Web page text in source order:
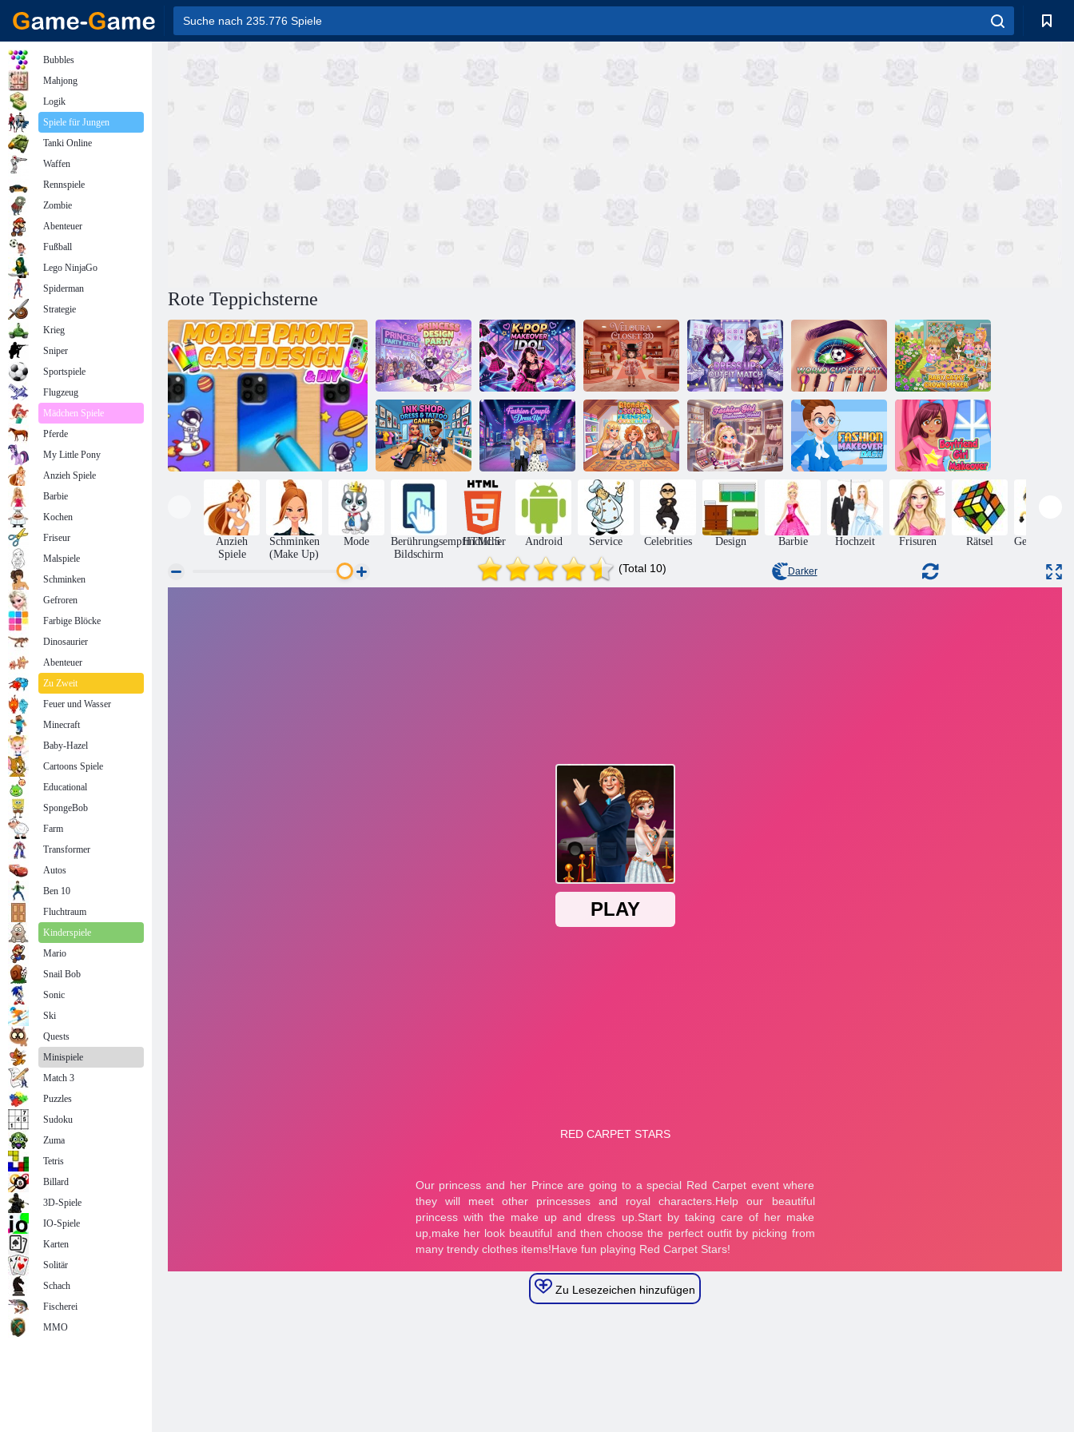
Rote Teppichsterne
2-Spieler-Spiele
– Princess
Design Party
K-Pop-
Makeover-Idol
Veloura Schrank
3D
Anziehen:
Outfit-Match
Weltcup-
Augenkunst
Baby Cathy
Ep52: Crown
Maker
Ink Shop:
Kleidungs - und
Tattoo-Spiele
Modepaar
verkleiden sich
Blonde Sofia:
Freundschaftsarmband
Fashion Girl
Makeover World
Fashion
Makeover Dash
Freundesmädchen
Makeover
Anzieh
Spiele
Schminken
(Make Up)
Mode
Berührungsempfindlicher
Bildschirm
HTML5 Android Service Celebrities Design Barbie Hochzeit Frisuren Rätsel
(Total 10) Darker
Zu Lesezeichen hinzufügen
Bubbles
Mahjong
Logik
Spiele für Jungen
Tanki Online
Waffen
Rennspiele
Zombie
Abenteuer
Fußball
Lego NinjaGo
Spiderman
Strategie
Krieg
Sniper
Sportspiele
Flugzeug
Mädchen Spiele
Pferde
My Little Pony
Anzieh Spiele
Barbie
Kochen
Friseur
Malspiele
Schminken
Gefroren
Farbige Blöcke
Dinosaurier
Abenteuer
Zu Zweit
Feuer und Wasser
Minecraft
Baby-Hazel
Cartoons Spiele
Educational
SpongeBob
Farm
Transformer
Autos
Ben 10
Fluchtraum
Kinderspiele
Mario
Snail Bob
Sonic
Ski
Quests
Minispiele
Match 3
Puzzles
Sudoku
Zuma
Tetris
Billard
3D-Spiele
IO-Spiele
Karten
Solitär
Schach
Fischerei
MMO